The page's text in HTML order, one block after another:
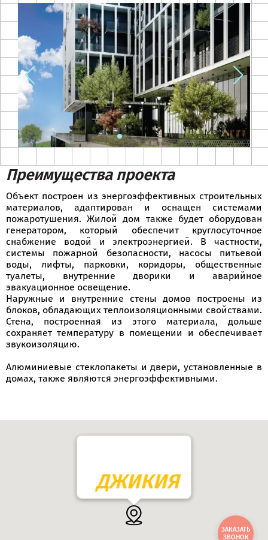
Преимущества проекта
Объект построен из энергоэффективных строительных
материалов, адаптирован и оснащен системами
пожаротушения. Жилой дом также будет оборудован
генератором, который обеспечит круглосуточное
снабжение водой и электроэнергией. В частности,
системы пожарной безопасности, насосы питьевой
воды, лифты, парковки, коридоры, общественные
туалеты, внутренние дворики и аварийное
эвакуационное освещение.
Наружные и внутренние стены домов построены из
блоков, обладающих теплоизоляционными свойствами.
Стена, построенная из этого материала, дольше
сохраняет температуру в помещении и обеспечивает
звукоизоляцию.
Алюминиевые стеклопакеты и двери, установленные в
домах, также являются энергоэффективными.
ДЖИКИЯ
ЗАКАЗАТЬ
ЗВОНОК